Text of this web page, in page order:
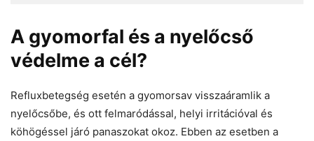
A gyomorfal és a nyelőcső
védelme a cél?
Refluxbetegség esetén a gyomorsav visszaáramlik a
nyelőcsőbe, és ott felmaródással, helyi irritációval és
köhögéssel járó panaszokat okoz. Ebben az esetben a